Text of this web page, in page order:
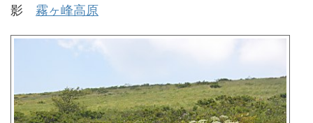
影 霧ヶ峰高原